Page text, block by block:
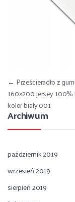
Nawigacja
← Prześcieradło z
160×200 jersey 100%
kolor biały 001
Archiwum
październik 2019
wrzesień 2019
sierpień 2019